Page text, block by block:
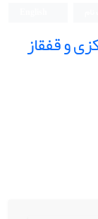
و قفقاز